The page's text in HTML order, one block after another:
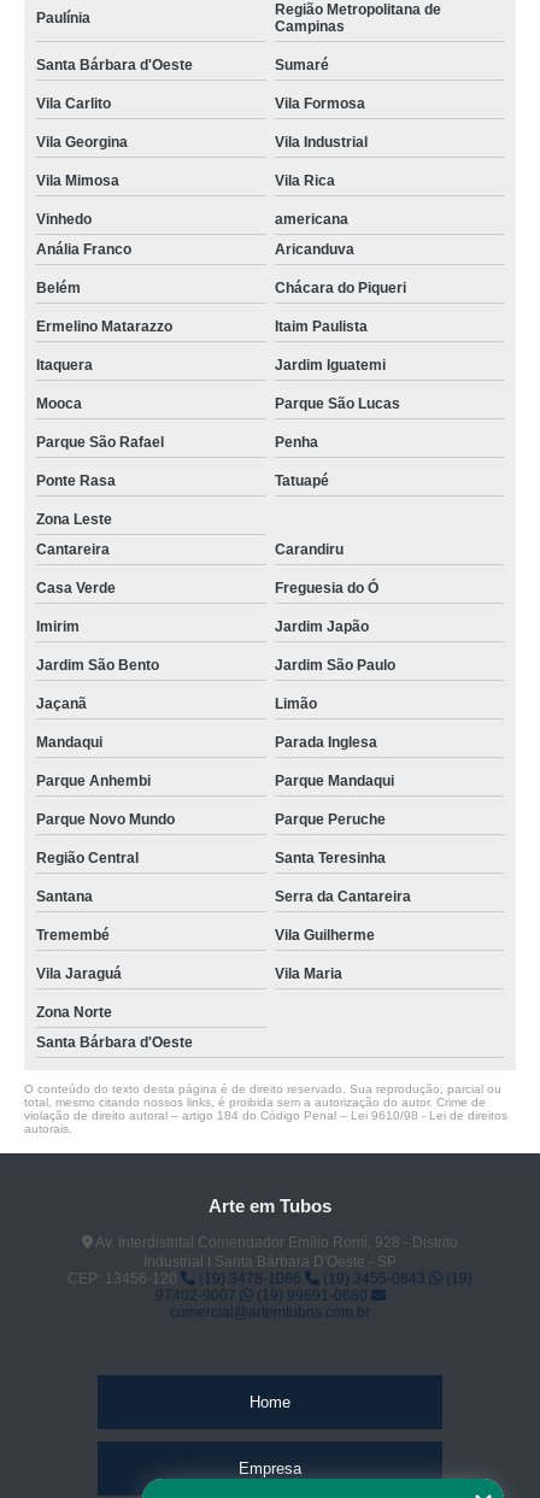
Paulínia
Região Metropolitana de
Campinas
Santa Bárbara d'Oeste Sumaré
Vila Carlito Vila Formosa
Vila Georgina Vila Industrial
Vila Mimosa Vila Rica
Vinhedo
americana
Anália Franco
Aricanduva
Belém Chácara do Piqueri
Ermelino Matarazzo Itaim Paulista
Itaquera Jardim Iguatemi
Mooca Parque São Lucas
Parque São Rafael Penha
Ponte Rasa Tatuapé
Zona Leste
Cantareira
Carandiru
Casa Verde Freguesia do Ó
Imirim Jardim Japão
Jardim São Bento Jardim São Paulo
Jaçanã Limão
Mandaqui Parada Inglesa
Parque Anhembi Parque Mandaqui
Parque Novo Mundo Parque Peruche
Região Central Santa Teresinha
Santana Serra da Cantareira
Tremembé Vila Guilherme
Vila Jaraguá Vila Maria
Zona Norte
Santa Bárbara d'Oeste
O conteúdo do texto desta página é de direito reservado. Sua reprodução, parcial ou
total, mesmo citando nossos links, é proibida sem a autorização do autor. Crime de
violação de direito autoral – artigo 184 do Código Penal – Lei 9610/98 - Lei de direitos
autorais
Arte em Tubos
Av. Interdistrital Comendador Emílio Romi, 928 - Distrito
Industrial I Santa Bárbara D'Oeste - SP
CEP: 13456-120
(19) 3478-1086 (19) 3455-0843
(19)
97402-9007
(19) 99691-0680
comercial@artemtubos.com.br
Home
Empresa